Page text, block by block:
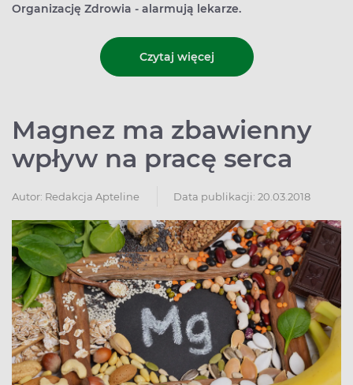
Organizację Zdrowia - alarmują lekarze.
Czytaj więcej
Magnez ma zbawienny
wpływ na pracę serca
Autor: Redakcja Apteline Data publikacji: 20.03.2018